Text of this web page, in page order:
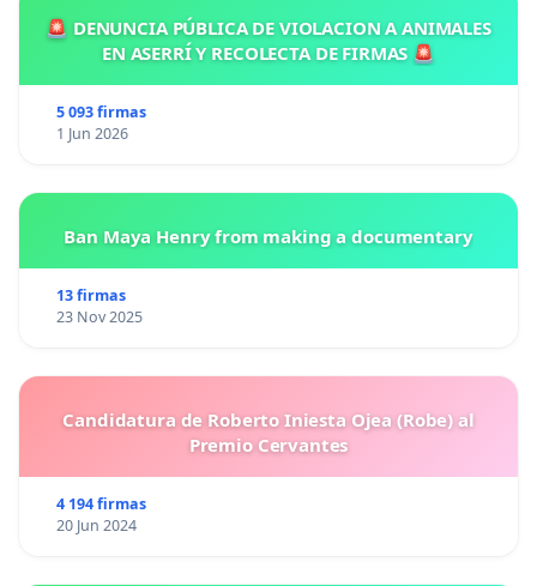
🚨 DENUNCIA PÚBLICA DE VIOLACION A ANIMALES
EN ASERRÍ Y RECOLECTA DE FIRMAS 🚨
5 093 firmas
1 Jun 2026
Ban Maya Henry from making a documentary
13 firmas
23 Nov 2025
Candidatura de Roberto Iniesta Ojea (Robe) al
Premio Cervantes
4 194 firmas
20 Jun 2024